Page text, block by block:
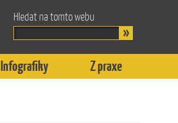
Hledat na tomto webu
Infografiky Z praxe